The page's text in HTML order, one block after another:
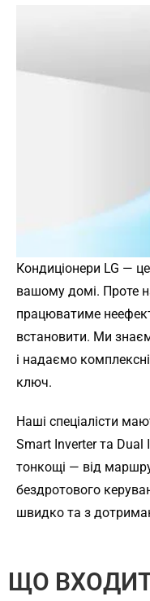
Кондиціонери LG —
вашому домі. Проте
працюватиме
встановити. Ми
і надаємо
ключ.
Наші спеціалісти
Smart Inverter та Dual
тонкощі — від
бездротового
швидко та з
ЩО